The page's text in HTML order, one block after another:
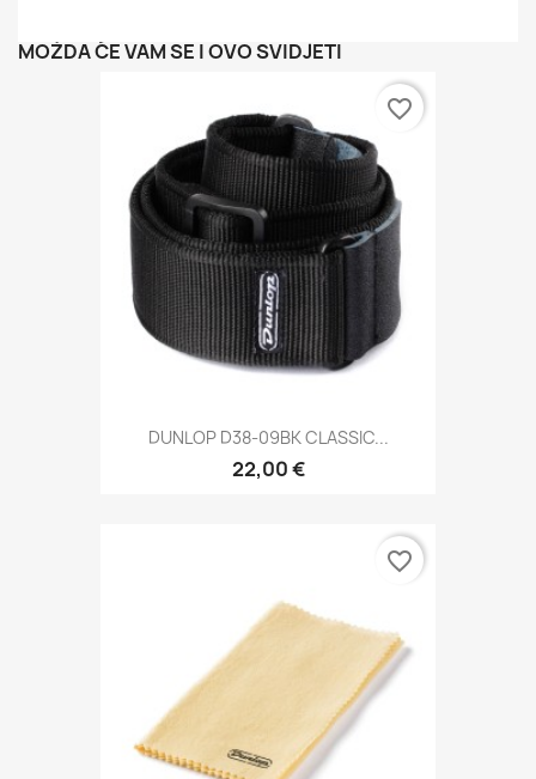
MOŽDA ĆE VAM SE I OVO SVIDJETI
DUNLOP D38-09BK CLASSIC...
22,00 €
favorite_border
favorite_border